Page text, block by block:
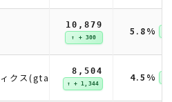
10,879
↑ + 300 5.8%
クス(gtag)
8,504
↑ + 1,344 4.5%